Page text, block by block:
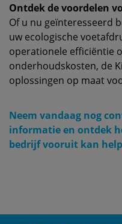
Ontdek de voordelen
Of u nu geïnteresseerd
uw ecologische
operationele efficiëntie
onderhoudskosten, de
oplossingen op maat
Neem vandaag nog
informatie en ontdek
bedrijf vooruit kan